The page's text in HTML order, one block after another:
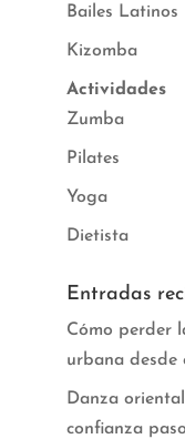
Bailes Latinos
Kizomba
Actividades
Zumba
Pilates
Yoga
Dietista
Entradas
Cómo perder
urbana desde
Danza
confianza